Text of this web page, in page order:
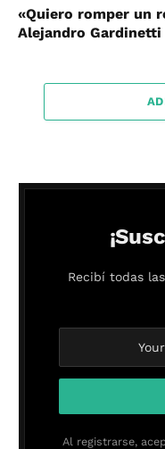
«Quiero romper un
Alejandro Gardinetti
Recibí todas
Al registrarse,